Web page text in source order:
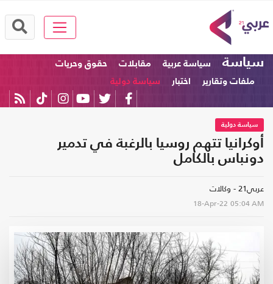
سياسة سياسة عربية مقابلات
حقوق وحريات
ملفات وتقارير
اختبار سياسة دولية
سياسة دولية
أوكرانيا تتهم روسيا بالرغبة في تدمير
دونباس بالكامل
عربي21 - وكالات
18-Apr-22 05:04 AM